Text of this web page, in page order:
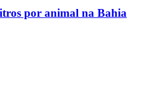
por animal na Bahia